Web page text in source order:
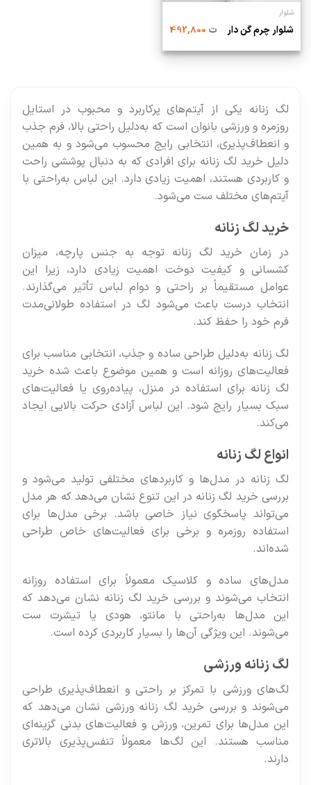
شلوار
شلوار چرم گن دار ت492,800
لگ زنانه یکی از آیتم‌های پرکاربرد و محبوب در استایل
روزمره و ورزشی بانوان است که به‌دلیل راحتی بالا، فرم جذب
و انعطاف‌پذیری، انتخابی رایج محسوب می‌شود و به همین
دلیل خرید لگ زنانه برای افرادی که به دنبال پوششی راحت
و کاربردی هستند، اهمیت زیادی دارد. این لباس به‌راحتی با
آیتم‌های مختلف ست می‌شود.
خرید لگ زنانه
در زمان خرید لگ زنانه توجه به جنس پارچه، میزان
کشسانی و کیفیت دوخت اهمیت زیادی دارد، زیرا این
عوامل مستقیماً بر راحتی و دوام لباس تأثیر می‌گذارند.
انتخاب درست باعث می‌شود لگ در استفاده طولانی‌مدت
فرم خود را حفظ کند.
لگ زنانه به‌دلیل طراحی ساده و جذب، انتخابی مناسب برای
فعالیت‌های روزانه است و همین موضوع باعث شده خرید
لگ زنانه برای استفاده در منزل، پیاده‌روی یا فعالیت‌های
سبک بسیار رایج شود. این لباس آزادی حرکت بالایی ایجاد
می‌کند.
انواع لگ زنانه
لگ زنانه در مدل‌ها و کاربردهای مختلفی تولید می‌شود و
بررسی خرید لگ زنانه در این تنوع نشان می‌دهد که هر مدل
می‌تواند پاسخگوی نیاز خاصی باشد. برخی مدل‌ها برای
استفاده روزمره و برخی برای فعالیت‌های خاص طراحی
شده‌اند.
مدل‌های ساده و کلاسیک معمولاً برای استفاده روزانه
انتخاب می‌شوند و بررسی خرید لگ زنانه نشان می‌دهد که
این مدل‌ها به‌راحتی با مانتو، هودی یا تیشرت ست
می‌شوند. این ویژگی آن‌ها را بسیار کاربردی کرده است.
لگ زنانه ورزشی
لگ‌های ورزشی با تمرکز بر راحتی و انعطاف‌پذیری طراحی
می‌شوند و بررسی خرید لگ زنانه ورزشی نشان می‌دهد که
این مدل‌ها برای تمرین، ورزش و فعالیت‌های بدنی گزینه‌ای
مناسب هستند. این لگ‌ها معمولاً تنفس‌پذیری بالاتری
دارند.